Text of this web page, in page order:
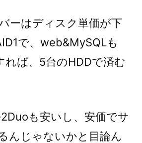
ーはディスク単価が下
で、web&MySQLも
れば、5台のHDDで済む
も安いし、安価でサ
んじゃないかと目論ん